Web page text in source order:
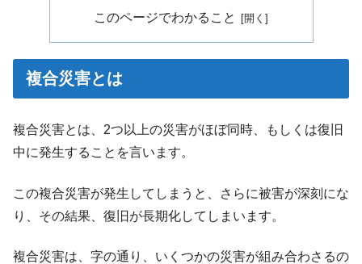
このページでわかること
複合災害とは
複合災害とは、2つ以上の災害がほぼ同時、もしくは復旧
中に発生することを言います。
この複合災害が発生してしまうと、さらに被害が深刻にな
り、その結果、復旧が長期化してしまいます。
複合災害は、字の通り、いくつかの災害が組み合わさるの